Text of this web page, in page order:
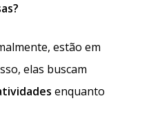
estão em
elas buscam
enquanto